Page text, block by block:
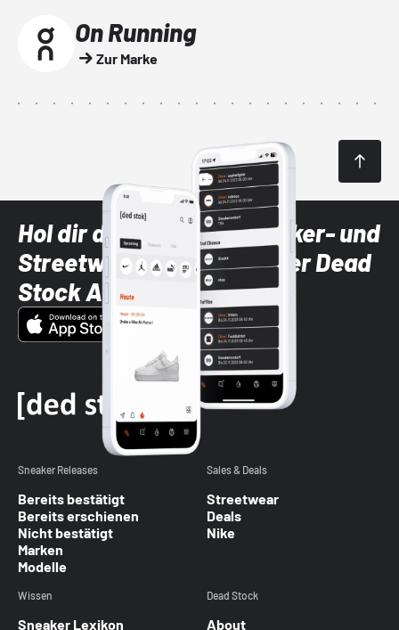
On Running
Zur Marke
Hol dir die neuesten Sneaker- und
Streetwear-Brands mit der Dead
Stock App
Sneaker Releases
Bereits bestätigt
Bereits erschienen
Nicht bestätigt
Marken
Modelle
Sales & Deals
Streetwear
Deals
Nike
Wissen
Sneaker Lexikon
Dead Stock
About